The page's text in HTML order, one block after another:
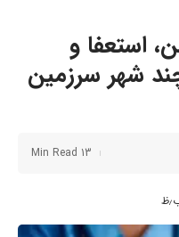
استعفا و
شهر سرزمین
13 Min Read